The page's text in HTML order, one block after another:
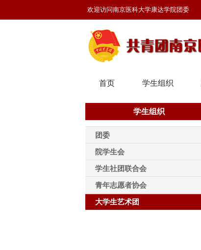
欢迎访问南京医科大学康达学院团委
首页 学生组织
学生组织
团委
院学生会
学生社团联合会
青年志愿者协会
大学生艺术团